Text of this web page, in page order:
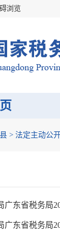
浏览
> 法定主动公
广东省税务局
广东省税务局